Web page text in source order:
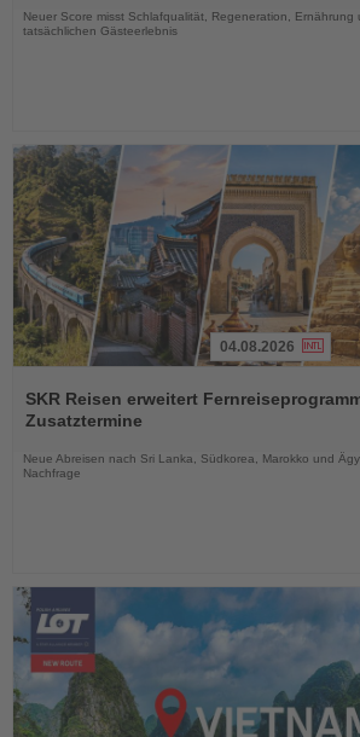
Neuer Score misst Schlafqualität, Regeneration, Ernährung
tatsächlichen Gästeerlebnis
Sie
die
04.08.2026
SKR Reisen erweitert
Zusatztermine
Neue Abreisen nach Sri Lanka, Südkorea, Marokko und
Nachfrage